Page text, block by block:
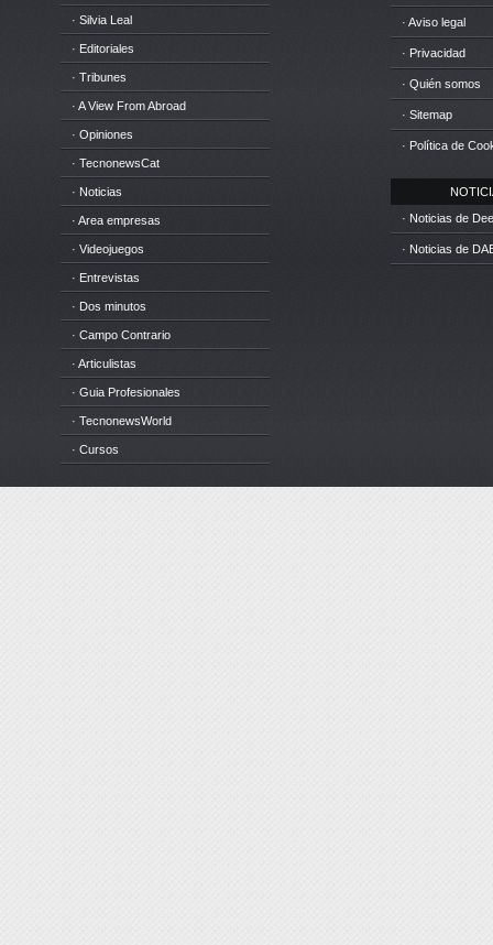
· Silvia Leal
· Editoriales
· Tribunes
· A View From Abroad
· Opiniones
· TecnonewsCat
· Noticias
· Area empresas
· Videojuegos
· Entrevistas
· Dos minutos
· Campo Contrario
· Articulistas
· Guia Profesionales
· TecnonewsWorld
· Cursos
· Aviso legal
· Privacidad
· Quién somos
· Sitemap
· Política de
· Noticias de
· Noticias de